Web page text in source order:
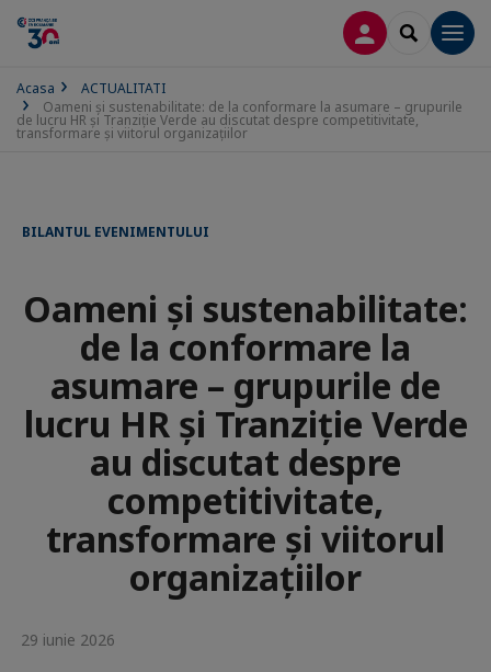
CONECTARE
SEARCH
Acasa
ACTUALITATI
Oameni și sustenabilitate: de la conformare la asumare – grupurile
de lucru HR și Tranziție Verde au discutat despre competitivitate,
transformare și viitorul organizațiilor
BILANTUL EVENIMENTULUI
Oameni și sustenabilitate:
de la conformare la
asumare – grupurile de
lucru HR și Tranziție Verde
au discutat despre
competitivitate,
transformare și viitorul
organizațiilor
29 iunie 2026